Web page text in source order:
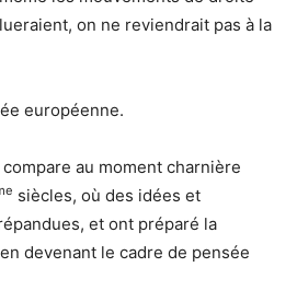
on ne reviendrait pas à la
européenne.
au moment charnière
siècles, où des idées et
et ont préparé la
devenant le cadre de pensée